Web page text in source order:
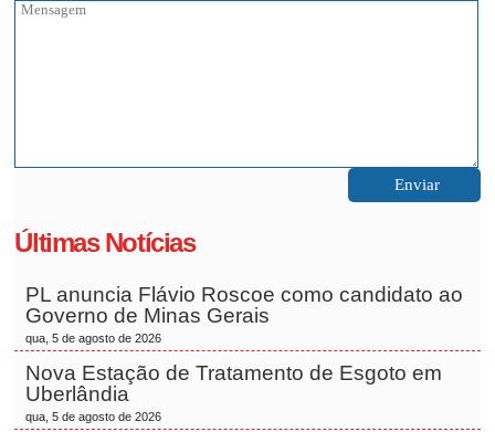
Últimas Notícias
PL anuncia Flávio Roscoe como candidato ao
Governo de Minas Gerais
qua, 5 de agosto de 2026
Nova Estação de Tratamento de Esgoto em
Uberlândia
qua, 5 de agosto de 2026